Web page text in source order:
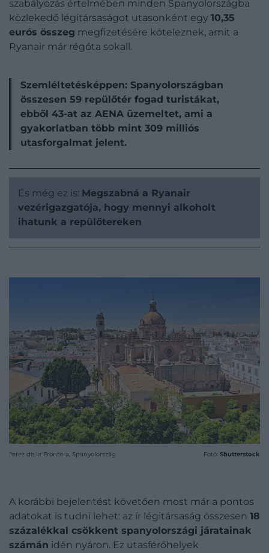
szabályozás értelmében minden Spanyolországba
közlekedő légitársaságot utasonként egy 10,35
eurós összeg megfizetésére köteleznek, amit a
Ryanair már régóta sokall.
Szemléltetésképpen: Spanyolországban
összesen 59 repülőtér fogad turistákat,
ebből 43-at az AENA üzemeltet, ami a
gyakorlatban több mint 309 milliós
utasforgalmat jelent.
És még ez is: Megszabná a Ryanair
vezérigazgatója, hogy mennyi alkoholt
ihatunk a repülőtereken
Jerez de la Frontera, Spanyolország Fotó: Shutterstock
A korábbi bejelentést követően most már a pontos
adatokat is tudni lehet: az ír légitársaság összesen 18
százalékkal csökkent spanyolországi járatainak
számán idén nyáron. Ez utasférőhelyek